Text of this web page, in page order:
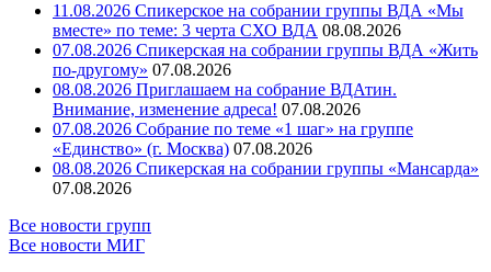
11.08.2026 Спикерское на собрании группы ВДА «Мы
вместе» по теме: 3 черта СХО ВДА 08.08.2026
07.08.2026 Спикерская на собрании группы ВДА «Жить
по-другому» 07.08.2026
08.08.2026 Приглашаем на собрание ВДАтин.
Внимание, изменение адреса! 07.08.2026
07.08.2026 Собрание по теме «1 шаг» на группе
«Единство» (г. Москва) 07.08.2026
08.08.2026 Спикерская на собрании группы «Мансарда»
07.08.2026
Все новости групп
Все новости МИГ